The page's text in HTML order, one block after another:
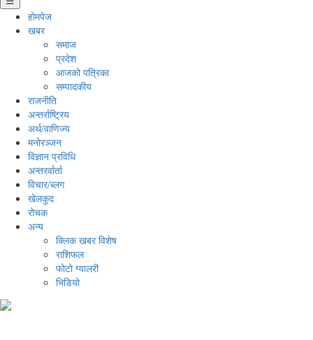
होमपेज
खबर
समाज
प्रदेश
आजको पत्रिका
सम्पादकीय
राजनीति
अन्तर्राष्ट्रिय
अर्थ/वाणिज्य
मनाेरञ्जन
विज्ञान प्रविधि
अन्तरर्वार्ता
विचार/ब्लग
खेलकुद
रोचक
अन्य
क्लिक खबर विशेष
राशिफल
फोटो ग्यालरी
भिडियो